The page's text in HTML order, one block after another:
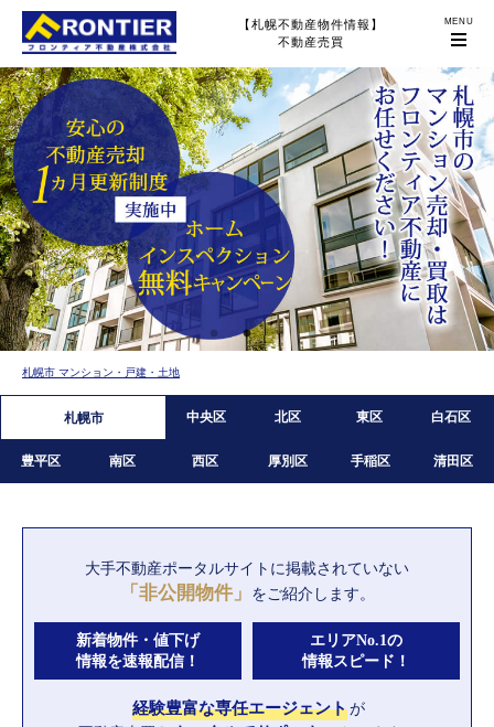
【札幌不動産物件情報】
不動産売買
札幌市 マンション・戸建・土地
札幌市 中央区 北区 東区 白石区
豊平区 南区 西区 厚別区 手稲区 清田区
大手不動産ポータルサイトに掲載されていない
「非公開物件」 をご紹介します。
新着物件・値下げ
情報を速報配信！
エリアNo.1の
情報スピード！
経験豊富な専任エージェントが